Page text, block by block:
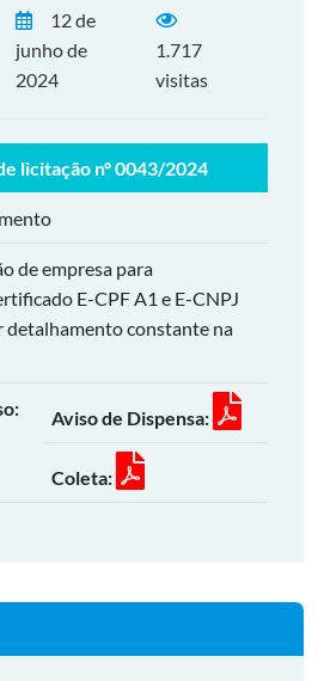
12 de
junho de
2024
1.717
visitas
licitação nº 0043/2024
de empresa para
E-CPF A1 e E-CNPJ
detalhamento constante na
Aviso de Dispensa:
Coleta: